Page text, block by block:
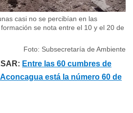
casi no se percibían en las
se nota entre el 10 y el 20 de
Foto: Subsecretaría de Ambiente
Entre las 60 cumbres de
está la número 60 de